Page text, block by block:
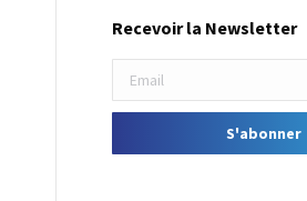
Recevoir la Newsletter